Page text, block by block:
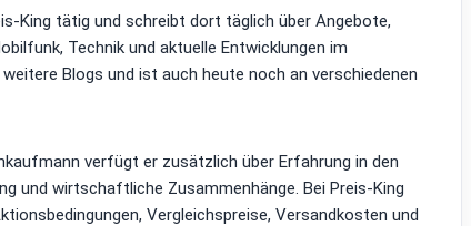
King tätig und schreibt dort täglich über Angebote,
Technik und aktuelle Entwicklungen im
Blogs und ist auch heute noch an verschiedenen
verfügt er zusätzlich über Erfahrung in den
und wirtschaftliche Zusammenhänge. Bei Preis-King
Vergleichspreise, Versandkosten und